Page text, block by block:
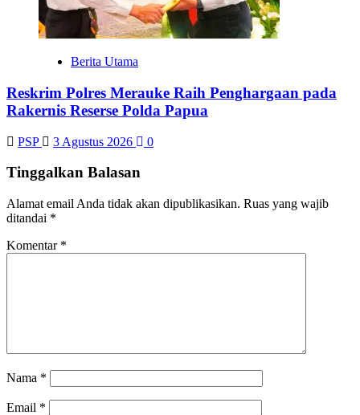
Berita Utama
Reskrim Polres Merauke Raih Penghargaan pada
Rakernis Reserse Polda Papua
PSP 3 Agustus 2026 0
Tinggalkan Balasan
Alamat email Anda tidak akan dipublikasikan. Ruas yang wajib
ditandai *
Komentar *
Nama *
Email *